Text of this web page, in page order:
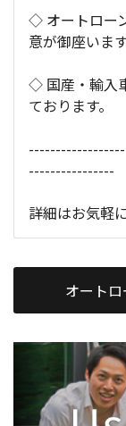
◇ オートロー
意が御座います
◇ 国産・輸入
ております。
----------------
詳細はお気軽
オート